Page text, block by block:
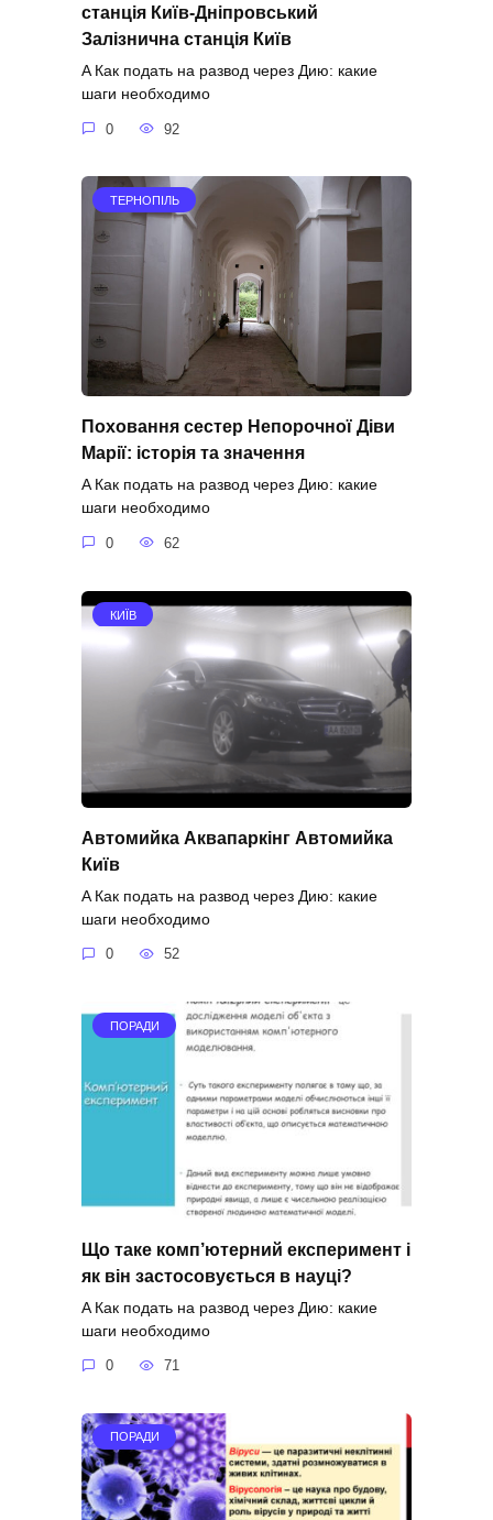
станція Київ-Дніпровський
Залізнична станція Київ
A Как подать на развод через Дию: какие
шаги необходимо
0 92
ТЕРНОПІЛЬ
Поховання сестер Непорочної Діви
Марії: історія та значення
A Как подать на развод через Дию: какие
шаги необходимо
0 62
КИЇВ
Автомийка Аквапаркінг Автомийка
Київ
A Как подать на развод через Дию: какие
шаги необходимо
0 52
ПОРАДИ
Що таке комп’ютерний експеримент і
як він застосовується в науці?
A Как подать на развод через Дию: какие
шаги необходимо
0 71
ПОРАДИ